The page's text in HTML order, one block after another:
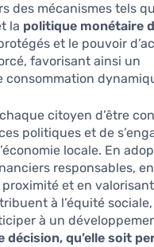
des mécanismes tels
la politique monétaire
et le pouvoir
favorisant ainsi un
consommation
citoyen d’être
politiques et de
locale. En
responsables,
et en
à l’équité
à un
décision, qu’elle soit